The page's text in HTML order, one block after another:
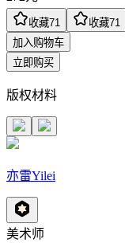
收藏71 收藏71
加入购物车
立即购买
版权材料
亦雷Yilei
美术师